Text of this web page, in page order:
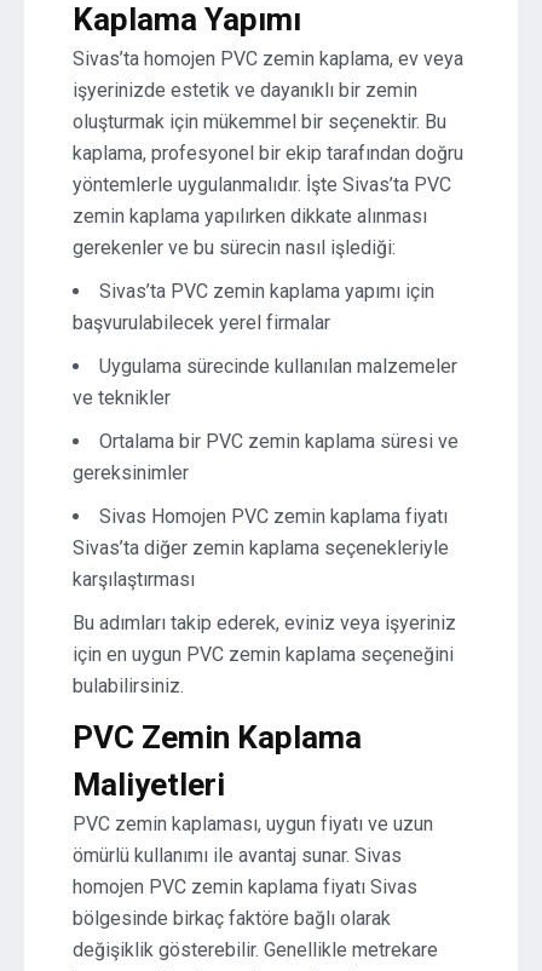
Kaplama Yapımı
Sivas’ta homojen PVC zemin kaplama, ev veya
işyerinizde estetik ve dayanıklı bir zemin
oluşturmak için mükemmel bir seçenektir. Bu
kaplama, profesyonel bir ekip tarafından doğru
yöntemlerle uygulanmalıdır. İşte Sivas’ta PVC
zemin kaplama yapılırken dikkate alınması
gerekenler ve bu sürecin nasıl işlediği:
Sivas’ta PVC zemin kaplama yapımı için
başvurulabilecek yerel firmalar
Uygulama sürecinde kullanılan malzemeler
ve teknikler
Ortalama bir PVC zemin kaplama süresi ve
gereksinimler
Sivas Homojen PVC zemin kaplama fiyatı
Sivas’ta diğer zemin kaplama seçenekleriyle
karşılaştırması
Bu adımları takip ederek, eviniz veya işyeriniz
için en uygun PVC zemin kaplama seçeneğini
bulabilirsiniz.
PVC Zemin Kaplama
Maliyetleri
PVC zemin kaplaması, uygun fiyatı ve uzun
ömürlü kullanımı ile avantaj sunar. Sivas
homojen PVC zemin kaplama fiyatı Sivas
bölgesinde birkaç faktöre bağlı olarak
değişiklik gösterebilir. Genellikle metrekare